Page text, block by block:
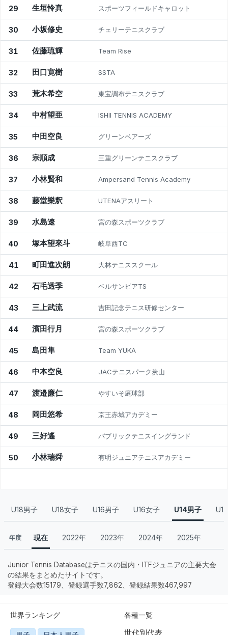
29 生垣怜真 スポーツフィールドキャロット
30 小坂修史 チェリーテニスクラブ
31 佐藤琉輝 Team Rise
32 田口寛樹 SSTA
33 荒木希空 東宝調布テニスクラブ
34 中村望亜 ISHII TENNIS ACADEMY
35 中田空良 グリーンベアーズ
36 宗順成 三重グリーンテニスクラブ
37 小林賢和 Ampersand Tennis Academy
38 藤堂樂釈 UTENAアスリート
39 水島遼 宮の森スポーツクラブ
40 塚本望來斗 岐阜西TC
41 町田進次朗 大林テニススクール
42 石毛透季 ベルサンピアTS
43 三上武流 吉田記念テニス研修センター
44 濱田行月 宮の森スポーツクラブ
45 島田隼 Team YUKA
46 中本空良 JACテニスパーク炭山
47 渡邉廉仁 やすいそ庭球部
48 岡田悠希 京王赤城アカデミー
49 三好遙 パブリックテニスイングランド
50 小林瑞舜 有明ジュニアテニスアカデミー
U18男子 U18女子 U16男子 U16女子 U14男子
年度 現在 2022年 2023年 2024年 2025年
Junior Tennis Databaseはテニスの国内・ITFジュニアの主要大会
の結果をまとめたサイトです。
登録大会数15179、登録選手数7,862、登録結果数467,997
世界ランキング 各種一覧
世代別代表